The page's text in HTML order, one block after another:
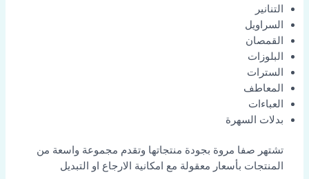
التنانير
السراويل
القمصان
البلوزات
السترات
المعاطف
العباءات
بدلات السهرة
تشتهر صفا مروة بجودة منتجاتها وتقدم مجموعة واسعة من
المنتجات بأسعار معقولة مع امكانية الارجاع او التبديل